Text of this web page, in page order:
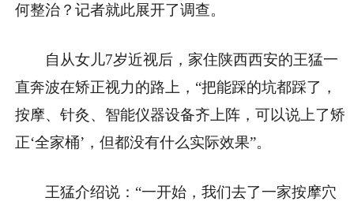
何整治？记者就此展开了调查。
自从女儿7岁近视后，家住陕西西安的王猛一
直奔波在矫正视力的路上，“把能踩的坑都踩了，
按摩、针灸、智能仪器设备齐上阵，可以说上了矫
正‘全家桶’，但都没有什么实际效果”。
王猛介绍说：“一开始，我们去了一家按摩穴